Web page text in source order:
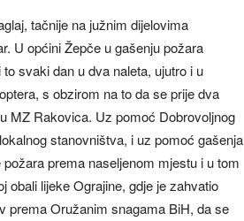
tačnije na južnim dijelovima
U općini Žepče u gašenju požara
svaki dan u dva naleta, ujutro i u
s obzirom na to da se prije dva
MZ Rakovica. Uz pomoć Dobrovoljnog
stanovništva, i uz pomoć gašenja
prema naseljenom mjestu i u tom
obali lijeke Ograjine, gdje je zahvatio
prema Oružanim snagama BiH, da se